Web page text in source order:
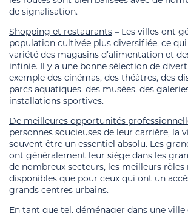
de signalisation.
Shopping et restaurants – Les villes ont
population cultivée plus diversifiée, ce
variété des magasins d’alimentation et
infinie. Il y a une bonne sélection de
exemple des cinémas, des théâtres, des
parcs aquatiques, des musées, des
installations sportives.
De meilleures opportunités
personnes soucieuses de leur carrière, la
souvent être un essentiel absolu. Les
ont généralement leur siège dans les
de nombreux secteurs, les meilleurs rôles
disponibles que pour ceux qui ont un
grands centres urbains.
En tant que tel, déménager dans une